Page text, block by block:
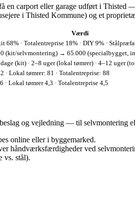
en carport eller garage udført i
i Thisted Kommune) og et
Værdi
68% · Totalentreprise 18% · DIY 9% ·
(kit/selvmontering) → 65.000 (specialbygget,
(kit) · 2–8 uger (lokal tømrer) · 4–12 uger
· Lokal tømrer: 81 · Totalentreprise: 88
· Lokal tømrer 4,3 · Totalentreprise 4,5
og vejledning — til selvmontering
online eller i byggemarked.
håndværksfærdigheder ved
vs. stål).